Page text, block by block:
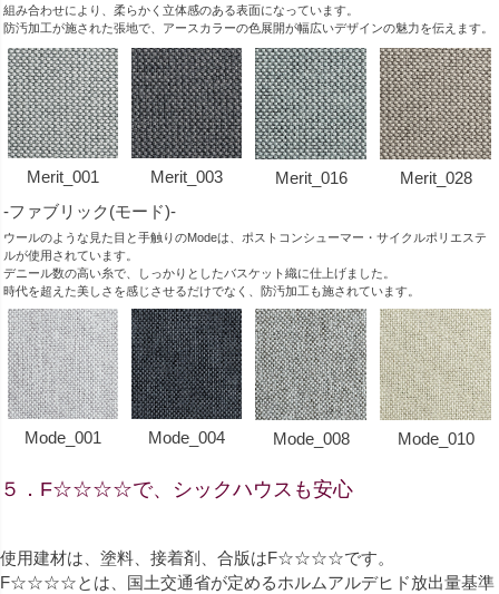
組み合わせにより、柔らかく立体感のある表面になっています。
防汚加工が施された張地で、アースカラーの色展開が幅広いデザインの魅力を伝えます。
Merit_001 Merit_003 Merit_016
Merit_028
-ファブリック(モード)-
ウールのような見た目と手触りのModeは、ポストコンシューマー・サイクルポリエステ
ルが使用されています。
デニール数の高い糸で、しっかりとしたバスケット織に仕上げました。
時代を超えた美しさを感じさせるだけでなく、防汚加工も施されています。
Mode_001 Mode_004 Mode_008 Mode_010
５．F☆☆☆☆で、シックハウスも安心
使用建材は、塗料、接着剤、合版はF☆☆☆☆です。
F☆☆☆☆とは、国土交通省が定めるホルムアルデヒド放出量基準